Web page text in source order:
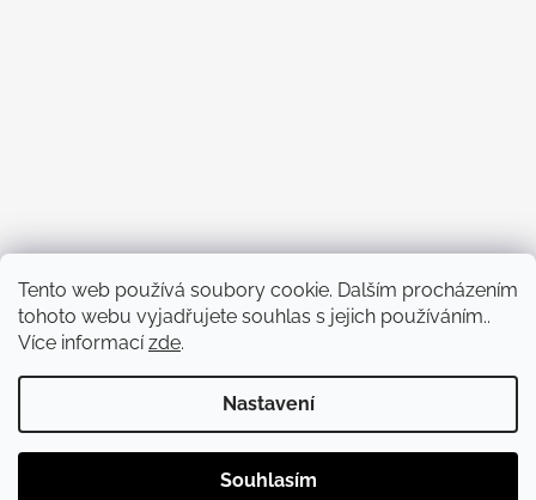
Tento web používá soubory cookie. Dalším procházením
tohoto webu vyjadřujete souhlas s jejich používáním..
Více informacízde.
Nastavení
Souhlasím
Copyright 2026Bezva Bedny. Všechna práva vyhrazena.
Upravit nastavení cookies